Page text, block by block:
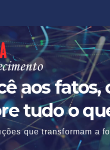
aos
tudo o
que transformam a